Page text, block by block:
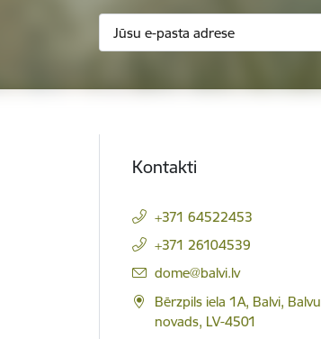
Kontakti
+371 64522453
+371 26104539
E-pasts:
dome@balvi.lv
Bērzpils iela 1A, Balvi, Balvu
novads, LV-4501